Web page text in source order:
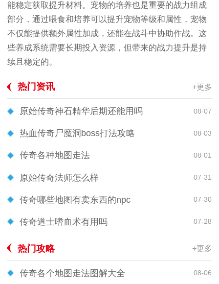
能稳定获取提升材料。宠物的培养也是重要的战力组成
部分，通过喂食和培养可以提升宠物等级和属性，宠物
不仅能提供额外属性加成，还能在战斗中协助作战。这
些养成系统需要长期投入资源，但带来的战力提升是持
续且稳定的。
热门资讯 +更多
原始传奇神石精华后期还能用吗 08-07
热血传奇尸魔洞boss打法攻略 08-03
传奇各种地图走法 08-01
原始传奇法师怎么样 07-31
传奇哪些地图有卖东西的npc 07-30
传奇道士嗜血术有用吗 07-28
热门攻略 +更多
传奇各个地图走法图解大全 08-06